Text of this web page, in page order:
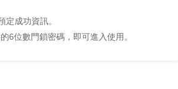
定成功資訊。
6位數門鎖密碼，即可進入使用。